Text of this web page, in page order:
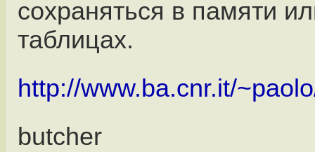
сохраняться в памяти
таблицах.
http://www.ba.cnr.it/
butcher